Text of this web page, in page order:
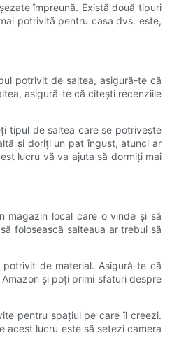
împreună. Există două tipuri
potrivită pentru casa dvs. este,
potrivit de saltea, asigură-te că
asigură-te că citești recenziile
tipul de saltea care se potrivește
și doriți un pat îngust, atunci ar
lucru vă va ajuta să dormiți mai
magazin local care o vinde și să
folosească salteaua ar trebui să
de material. Asigură-te că
și poți primi sfaturi despre
pentru spațiul pe care îl creezi.
acest lucru este să setezi camera